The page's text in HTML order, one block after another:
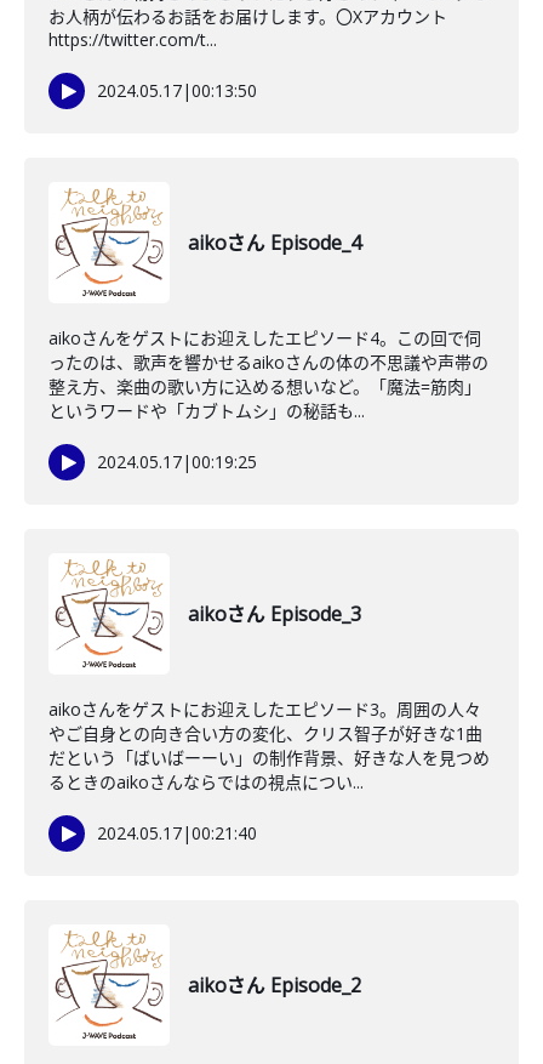
お人柄が伝わるお話をお届けします。〇Xアカウント
https://twitter.com/t...
2024.05.17|00:13:50
aikoさん Episode_4
aikoさんをゲストにお迎えしたエピソード4。この回で伺
ったのは、歌声を響かせるaikoさんの体の不思議や声帯の
整え方、楽曲の歌い方に込める想いなど。「魔法=筋肉」
というワードや「カブトムシ」の秘話も...
2024.05.17|00:19:25
aikoさん Episode_3
aikoさんをゲストにお迎えしたエピソード3。周囲の人々
やご自身との向き合い方の変化、クリス智子が好きな1曲
だという「ばいばーーい」の制作背景、好きな人を見つめ
るときのaikoさんならではの視点につい...
2024.05.17|00:21:40
aikoさん Episode_2